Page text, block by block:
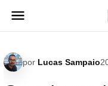
para
por Lucas Sampaio